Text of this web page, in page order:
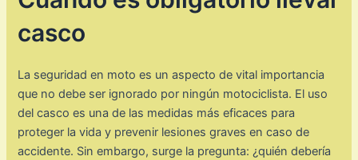
casco
La seguridad en moto es un aspecto de vital importancia
que no debe ser ignorado por ningún motociclista. El uso
del casco es una de las medidas más eficaces para
proteger la vida y prevenir lesiones graves en caso de
accidente. Sin embargo, surge la pregunta: ¿quién debería